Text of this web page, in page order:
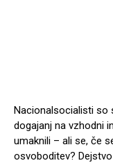
Nacionalsocialisti so
dogajanj na vzhodni
umaknili – ali se, če
osvoboditev?